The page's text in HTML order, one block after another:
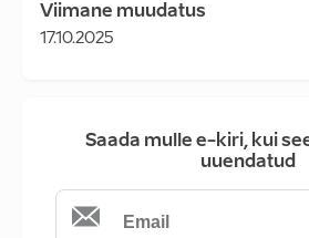
Viimane muudatus
17.10.2025
Saada mulle e-kiri, kui
uuendatud